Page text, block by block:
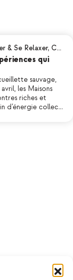
& Se Relaxer, C…
qui
sauvage,
les Maisons
riches et
d’énergie collec…